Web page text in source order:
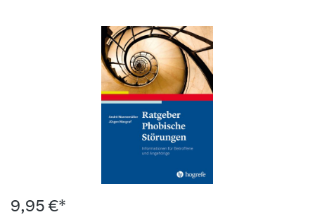
9,95 €*